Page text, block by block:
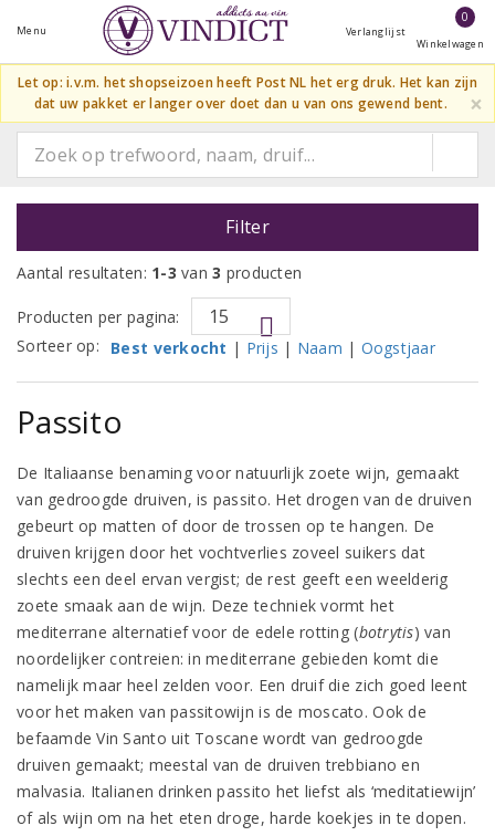
Menu Verlanglijst
0
Winkelwagen
Let op: i.v.m. het shopseizoen heeft Post NL het erg druk. Het kan zijn
dat uw pakket er langer over doet dan u van ons gewend bent.
×
Filter
Aantal resultaten: 1-3 van3 producten
Producten per pagina:
Sorteer op:
Best verkocht | Prijs | Naam | Oogstjaar
Passito
De Italiaanse benaming voor natuurlijk zoete wijn, gemaakt
van gedroogde druiven, is passito. Het drogen van de druiven
gebeurt op matten of door de trossen op te hangen. De
druiven krijgen door het vochtverlies zoveel suikers dat
slechts een deel ervan vergist; de rest geeft een weelderig
zoete smaak aan de wijn. Deze techniek vormt het
mediterrane alternatief voor de edele rotting (botrytis) van
noordelijker contreien: in mediterrane gebieden komt die
namelijk maar heel zelden voor. Een druif die zich goed leent
voor het maken van passitowijn is de moscato. Ook de
befaamde Vin Santo uit Toscane wordt van gedroogde
druiven gemaakt; meestal van de druiven trebbiano en
malvasia. Italianen drinken passito het liefst als ‘meditatiewijn’
of als wijn om na het eten droge, harde koekjes in te dopen.